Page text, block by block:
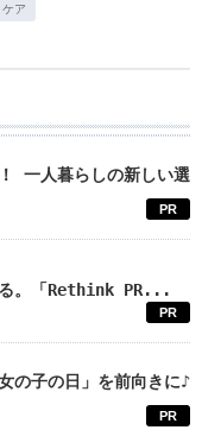
ケア
一人暮らしの新しい選
PR
る。「Rethink PR...
PR
の子の日」を前向きに♪
PR